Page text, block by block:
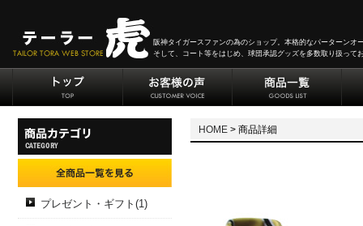
阪神タイガースファンの為のショップ。本格的なパーターンオ
そして、コート等をはじめ、球団承認グッズを多数取り扱って
プレゼント・ギフト(1)
HOME > 商品詳細